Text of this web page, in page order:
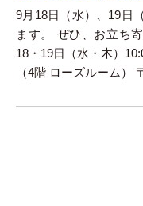
9月18日（水）、19日
ます。 ぜひ、お立ち
18・19日（水・木）
（4階 ローズルーム）